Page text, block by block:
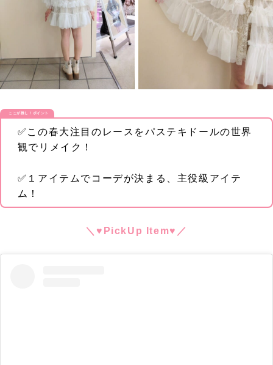
ここが推し！ポイント
✅この春大注目のレースをパステキドールの世界
観でリメイク！
✅１アイテムでコーデが決まる、主役級アイテ
ム！
＼♥PickUp Item♥／